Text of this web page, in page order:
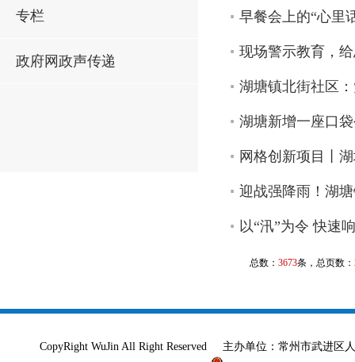
专栏
政府网政声传递
早餐会上的“心里
现场警示教育，
湖塘镇北街社区
湖塘新增一座口
网格创新项目丨
迎战强降雨！湖
以“汛”为令 快速
总数： 3673条，总页数：
CopyRight WuJin All Right Reserved 主办单位：常州市武进